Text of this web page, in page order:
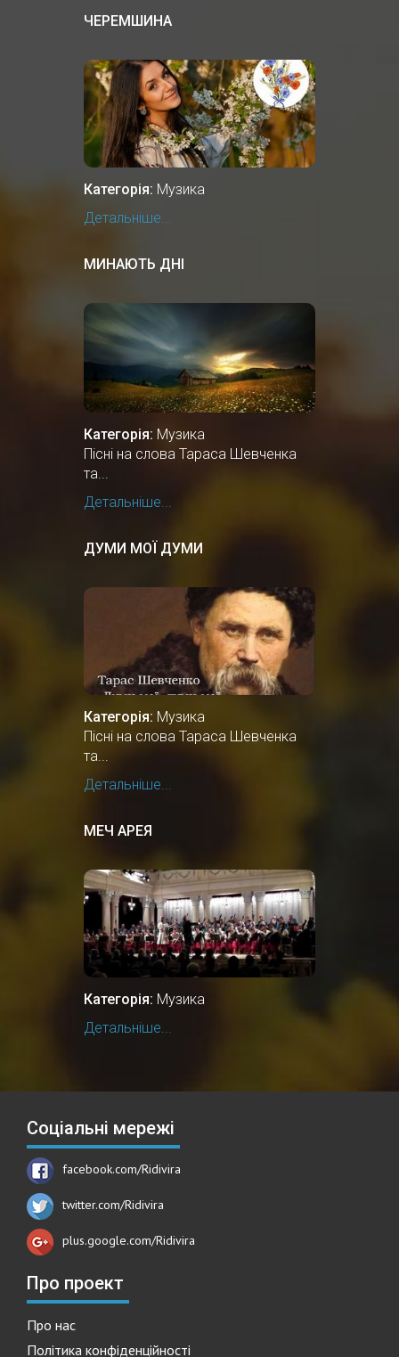
ЧЕРЕМШИНА
Категорія: Музика
Детальніше...
МИНАЮТЬ ДНІ
Категорія: Музика
Пісні на слова Тараса Шевченка
та...
Детальніше...
ДУМИ МОЇ ДУМИ
Категорія: Музика
Пісні на слова Тараса Шевченка
та...
Детальніше...
МЕЧ АРЕЯ
Категорія: Музика
Детальніше...
Соціальні мережі
facebook.com/Ridivira
twitter.com/Ridivira
plus.google.com/Ridivira
Про проект
Про нас
Політика конфіденційності